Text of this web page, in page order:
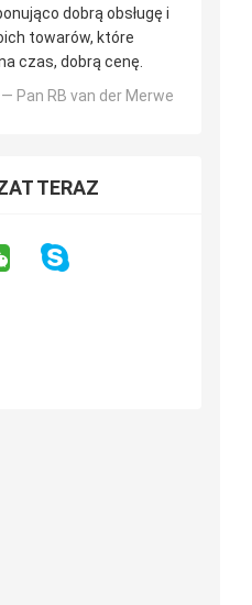
dobrą obsługę i
towarów, które
czas, dobrą cenę.
Pan RB van der Merwe
TERAZ